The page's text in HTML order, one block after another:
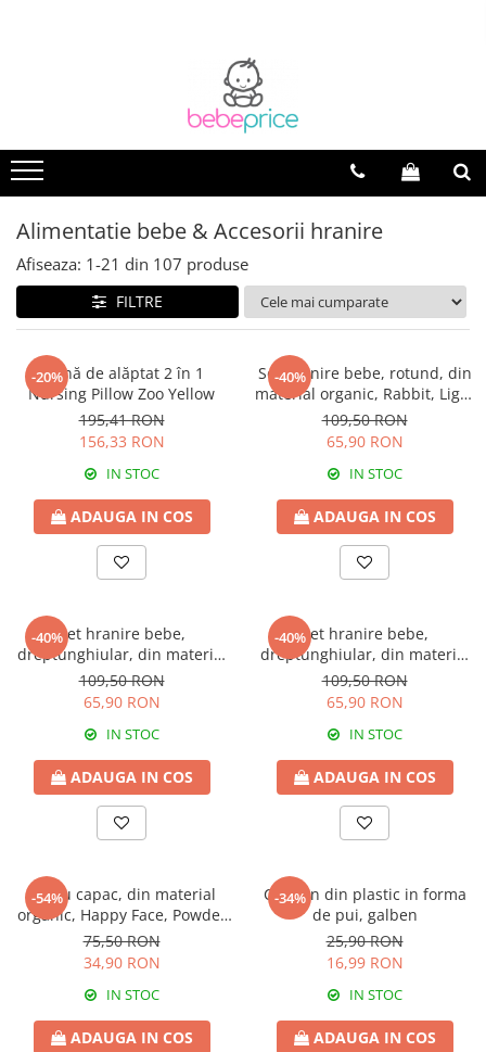
Centuri abdominale postnatale
Lenjerie modelatoare
Sutiene pentru alaptare
Costume de baie
Lenjerii patut & Paturici
Seturi maternitate nou nascut
Genti Maternitate & Port Bebe
Alimentatie bebe & Accesorii
hranire
Articole siguranta bebe
Activitati in aer liber & Vacanta
Lichidari de stoc
Alimentatie bebe & Accesorii hranire
Afiseaza: 1-21 din 107 produse
FILTRE
-20%
Pernă de alăptat 2 în 1
Nursing Pillow Zoo Yellow
195,41 RON
156,33 RON
IN STOC
ADAUGA IN COS
-40%
Set hranire bebe, rotund, din
material organic, Rabbit, Light
Brown - 3 piese
109,50 RON
65,90 RON
IN STOC
ADAUGA IN COS
-40%Set hranire bebe,
dreptunghiular, din material
organic, Puppy, Powder Pink -
3 piese
109,50 RON
65,90 RON
IN STOC
ADAUGA IN COS
-40%Set hranire bebe,
dreptunghiular, din material
organic, Puppy, Light Brown -
3 piese
109,50 RON
65,90 RON
IN STOC
ADAUGA IN COS
-54%
Bol cu capac, din material
organic, Happy Face, Powder
Pink
75,50 RON
34,90 RON
IN STOC
ADAUGA IN COS
-34%
Castron din plastic in forma
de pui, galben
25,90 RON
16,99 RON
IN STOC
ADAUGA IN COS